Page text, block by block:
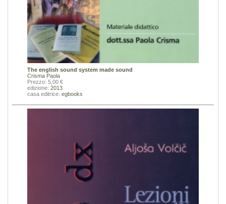
The english sound system made sound
Crisma Paola
Prezzo: 5,00 €
edizione: 2013
casa editrice: egbooks